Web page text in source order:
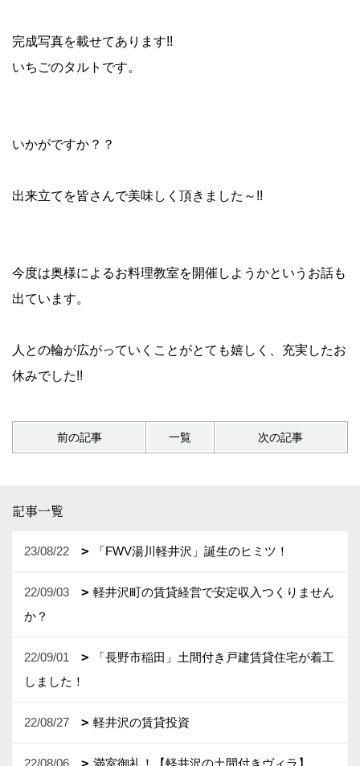
完成写真を載せてあります!!
いちごのタルトです。
いかがですか？？
出来立てを皆さんで美味しく頂きました～!!
今度は奥様によるお料理教室を開催しようかというお話も
出ています。
人との輪が広がっていくことがとても嬉しく、充実したお
休みでした!!
前の記事 一覧 次の記事
記事一覧
23/08/22 「FWV湯川軽井沢」誕生のヒミツ！
22/09/03
軽井沢町の賃貸経営で安定収入つくりません
か？
22/09/01
「長野市稲田」土間付き戸建賃貸住宅が着工
しました！
22/08/27 軽井沢の賃貸投資
22/08/06 満室御礼！【軽井沢の土間付きヴィラ】